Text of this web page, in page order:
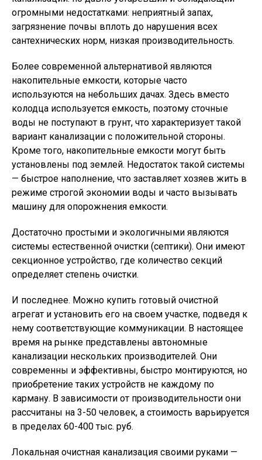
огромными недостатками: неприятный запах,
загрязнение почвы вплоть до нарушения всех
сантехнических норм, низкая производительность.
Более современной альтернативой являются
накопительные емкости, которые часто
используются на небольших дачах. Здесь вместо
колодца используется емкость, поэтому сточные
воды не поступают в грунт, что характеризует такой
вариант канализации с положительной стороны.
Кроме того, накопительные емкости могут быть
установлены под землей. Недостаток такой системы
— быстрое наполнение, что заставляет хозяев жить в
режиме строгой экономии воды и часто вызывать
машину для опорожнения емкости.
Достаточно простыми и экологичными являются
системы естественной очистки (септики). Они имеют
секционное устройство, где количество секций
определяет степень очистки.
И последнее. Можно купить готовый очистной
агрегат и установить его на своем участке, подведя к
нему соответствующие коммуникации. В настоящее
время на рынке представлены автономные
канализации нескольких производителей. Они
современны и эффективны, быстро монтируются, но
приобретение таких устройств не каждому по
карману. В зависимости от производительности они
рассчитаны на 3-50 человек, а стоимость варьируется
в пределах 60-400 тыс. руб.
Локальная очистная канализация своими руками —